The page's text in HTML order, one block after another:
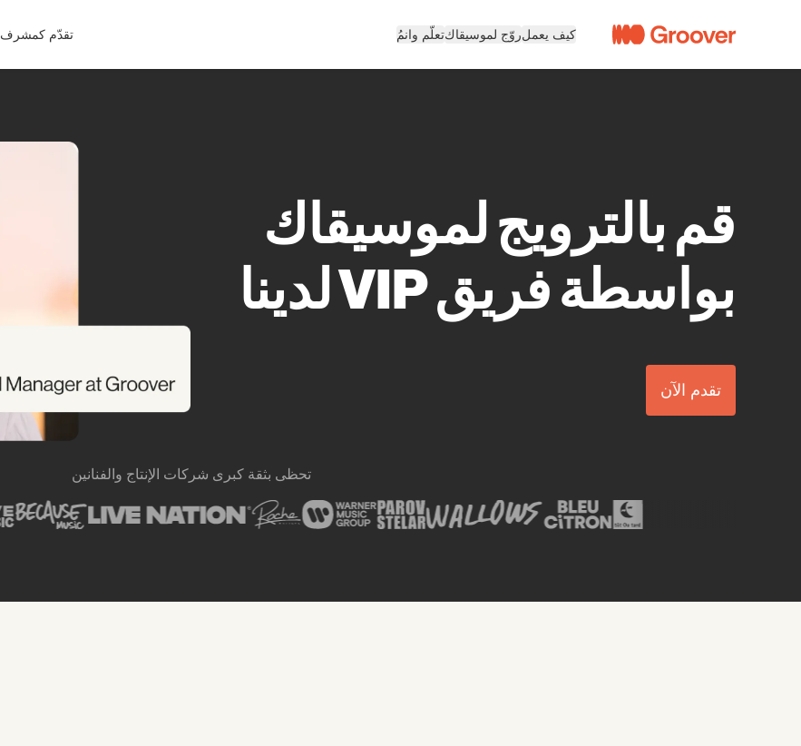
كيف يعملروّج لموسيقاكتعلّم وانمُ تقدّم كمشرف
قم بالترويج لموسيقاك
بواسطة فريق VIP لدينا
تقدم الآن
تحظى بثقة كبرى شركات الإنتاج والفنانين